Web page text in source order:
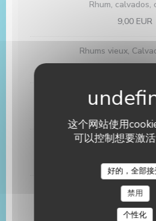
这个网站使用
可以控制想要激活
好的，全部接
禁用
个性化
Rhum, calvados,
9,00 EUR
Rhums vieux,
Cognac
Bas Armagnac,
13,00 EUR
Amaretto
9,00 EUR